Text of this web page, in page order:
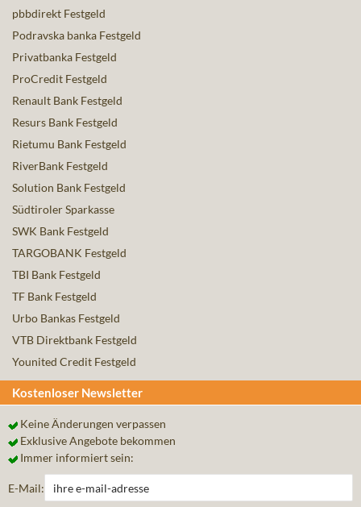
pbbdirekt Festgeld
Podravska banka Festgeld
Privatbanka Festgeld
ProCredit Festgeld
Renault Bank Festgeld
Resurs Bank Festgeld
Rietumu Bank Festgeld
RiverBank Festgeld
Solution Bank Festgeld
Südtiroler Sparkasse
SWK Bank Festgeld
TARGOBANK Festgeld
TBI Bank Festgeld
TF Bank Festgeld
Urbo Bankas Festgeld
VTB Direktbank Festgeld
Younited Credit Festgeld
Kostenloser Newsletter
Keine Änderungen verpassen
Exklusive Angebote bekommen
Immer informiert sein:
E-Mail: